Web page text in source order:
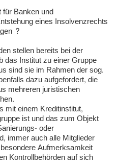
Banken und
eines Insolvenzrechts
?
stellen bereits bei der
das Institut zu einer Gruppe
sind sie im Rahmen der sog.
dazu aufgefordert, die
mehreren juristischen
mit einem Kreditinstitut,
ist und das zum Objekt
oder
immer auch alle Mitglieder
Aufmerksamkeit
Kontrollbehörden auf sich